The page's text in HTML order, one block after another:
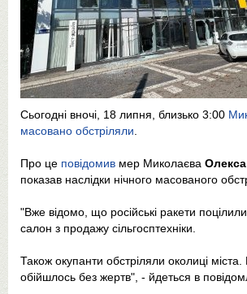
Сьогодні вночі, 18 липня, близько 3:00
масовано обстріляли
Про це повідомив мер Миколаєва
показав наслідки нічного масованого
"Вже відомо, що російські ракети
салон з продажу сільгосптехніки.
Також окупанти обстріляли околиці
обійшлось без жертв", - йдеться в